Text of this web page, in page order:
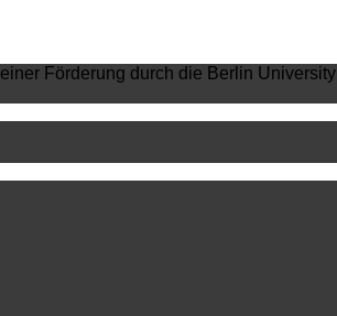
Förderung durch die Berlin University